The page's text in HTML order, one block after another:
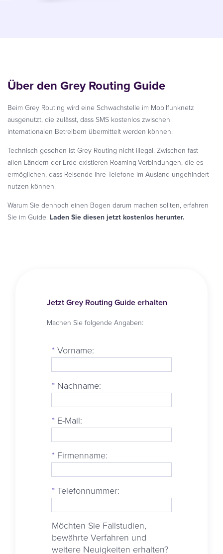
Über den Grey Routing Guide
Beim Grey Routing wird eine Schwachstelle im Mobilfunknetz
ausgenutzt, die zulässt, dass SMS kostenlos zwischen
internationalen Betreibern übermittelt werden können.
Technisch gesehen ist Grey Routing nicht illegal. Zwischen fast
allen Ländern der Erde existieren Roaming-Verbindungen, die es
ermöglichen, dass Reisende ihre Telefone im Ausland ungehindert
nutzen können.
Warum Sie dennoch einen Bogen darum machen sollten, erfahren
Sie im Guide. Laden Sie diesen jetzt kostenlos herunter.
Jetzt Grey Routing Guide erhalten
Machen Sie folgende Angaben:
* Vorname:
* Nachname:
* E-Mail:
* Firmenname:
* Telefonnummer:
Möchten Sie Fallstudien,
bewährte Verfahren und
weitere Neuigkeiten erhalten?